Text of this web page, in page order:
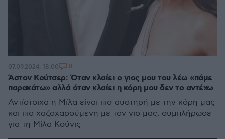
Άστον Κούτσερ: Όταν κλαίει ο γιος μου του λέω «πάμε
παρακάτω» αλλά όταν κλαίει η κόρη μου δεν το αντέχω
Αντίστοιχα η Μίλα είναι πιο αυστηρή με την κόρη μας
και πιο χαζοχαρούμενη με τον γιο μας, συμπλήρωσε
για τη Μίλα Κούνις
07.09.2024, 18:00 8